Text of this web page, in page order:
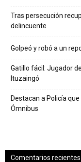
Tras persecución
delincuente
Golpeó y robó a un
Gatillo fácil: Jugador
Ituzaingó
Destacan a Policía
Ómnibus
Comentarios recientes